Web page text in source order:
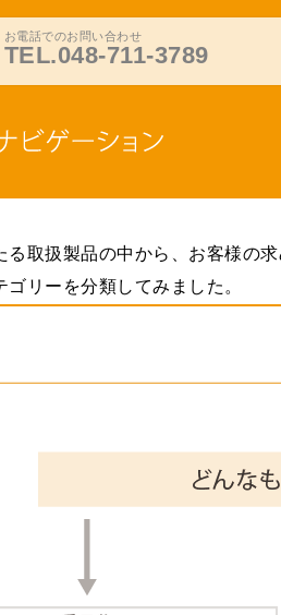
お電話でのお問い合わせ
TEL.048-711-3789
る取扱製品の中から、お客様の
リーを分類してみました。